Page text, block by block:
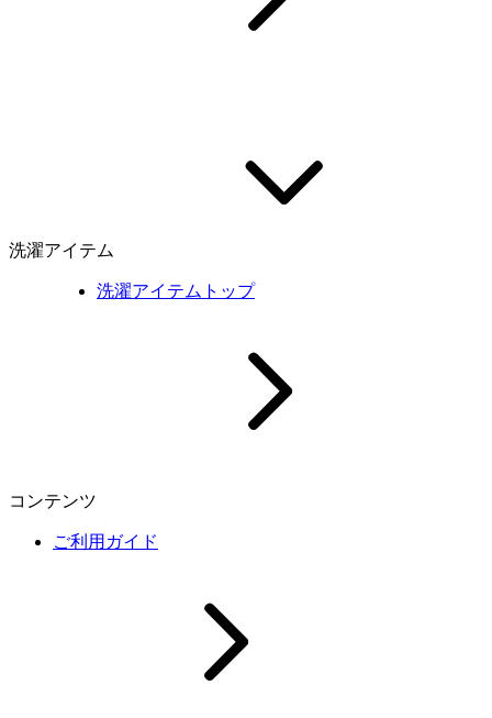
洗濯アイテム
洗濯アイテムトップ
コンテンツ
ご利用ガイド